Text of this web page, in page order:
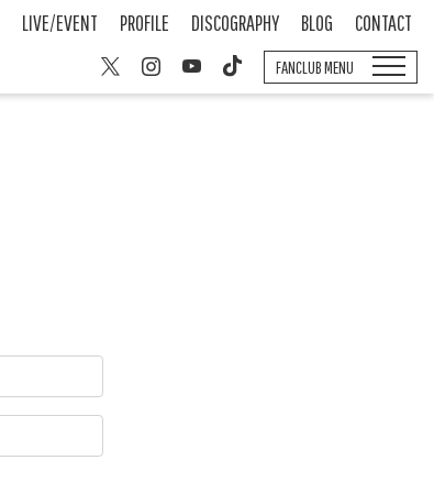
LIVE/EVENT PROFILE DISCOGRAPHY BLOG CONTACT
FANCLUB MENU